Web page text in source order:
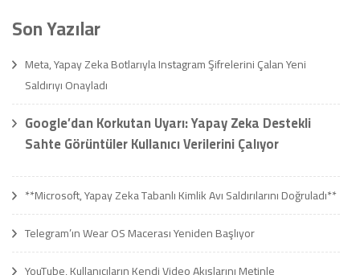
Son Yazılar
Meta, Yapay Zeka Botlarıyla Instagram Şifrelerini Çalan Yeni
Saldırıyı Onayladı
Google’dan Korkutan Uyarı: Yapay Zeka Destekli
Sahte Görüntüler Kullanıcı Verilerini Çalıyor
**Microsoft, Yapay Zeka Tabanlı Kimlik Avı Saldırılarını Doğruladı**
Telegram’ın Wear OS Macerası Yeniden Başlıyor
YouTube, Kullanıcıların Kendi Video Akışlarını Metinle